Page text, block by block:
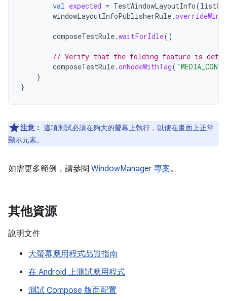
val expected = TestWindowLayoutInfo(listOf
windowLayoutInfoPublisherRule.
composeTestRule.waitForIdle()
// Verify that the folding feature is
composeTestRule.onNodeWithTag(
}
}
注意： 這項測試必須在夠大的螢幕上執行，以便在畫面上正常
顯示元素。
如需更多範例，請參閱 WindowManager 專案。
其他資源
說明文件
大螢幕應用程式品質指南
在 Android 上測試應用程式
測試 Compose 版面配置